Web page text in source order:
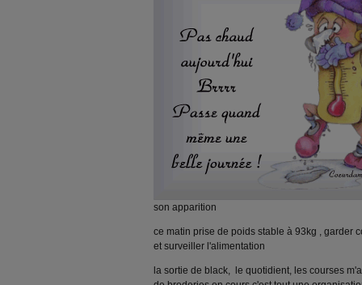
son apparition
ce matin prise de poids stable à 93kg , garder
et surveiller l'alimentation
la sortie de black, le quotidient, les courses